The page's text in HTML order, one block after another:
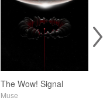
The Wow! Signal
Muse